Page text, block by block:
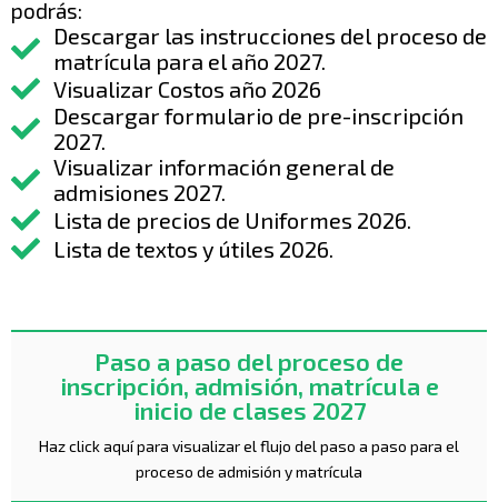
podrás:
Descargar las instrucciones del proceso de
matrícula para el año 2027.
Visualizar Costos año 2026
Descargar formulario de pre-inscripción
2027.
Visualizar información general de
admisiones 2027.
Lista de precios de Uniformes 2026.
Lista de textos y útiles 2026.
Paso a paso del proceso de
inscripción, admisión, matrícula e
inicio de clases 2027
Haz click aquí para visualizar el flujo del paso a paso para el
proceso de admisión y matrícula